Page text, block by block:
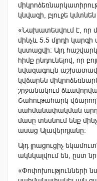
կնվազի, բյուջե
«Նախատեսվում է, որ
մինչև 5.5 մլրդի
կստացվի: Այդ
հիմք ընդունելով, որ
նվազագույն
կվճարեն
շրջանակում
Շահութահարկ
սահմանափակման
մասը տեսնում ենք
ասաց Ալավերդյանը:
Այդ լրացուցիչ
ակնկալվում են, ըստ
«Փոփոխությունների